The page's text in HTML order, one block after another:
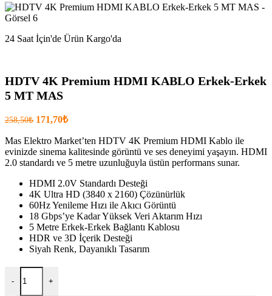
24 Saat İçin'de Ürün Kargo'da
HDTV 4K Premium HDMI KABLO Erkek-Erkek
5 MT MAS
258,50₺ Orijinal
258,50₺.
171,70₺Şu
fiyat:
171,70₺
.
Mas Elektro Market’ten HDTV 4K Premium HDMI Kablo ile
evinizde sinema kalitesinde görüntü ve ses deneyimi yaşayın. HDMI
2.0 standardı ve 5 metre uzunluğuyla üstün performans sunar.
HDMI 2.0V Standardı Desteği
4K Ultra HD (3840 x 2160) Çözünürlük
60Hz Yenileme Hızı ile Akıcı Görüntü
18 Gbps’ye Kadar Yüksek Veri Aktarım Hızı
5 Metre Erkek-Erkek Bağlantı Kablosu
HDR ve 3D İçerik Desteği
Siyah Renk, Dayanıklı Tasarım
-
HDTV 4K Premium HDMI KABLO Erkek-Erkek 5 MT MAS
+